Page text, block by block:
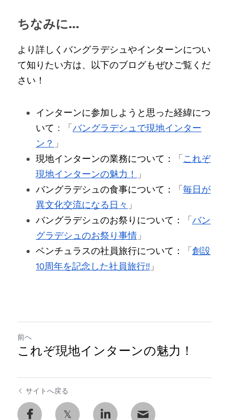
ちなみに...
より詳しくバングラデシュやインターンについ
て知りたい方は、以下のブログもぜひご覧くだ
さい！
インターンに参加しようと思った経緯につ
いて ：「 バングラデシュで現地インター
ン？ 」
現地インターンの業務について：
「 これぞ
現地インターンの魅力！
」
バングラデシュの食事について：
「 毎日が
異文化交流になる日々 」
バングラデシュのお祭りについて：
「 バン
グラデシュのお祭り事情 」
ベンチュラスの社員旅行について：
「 創設
10周年を記念した社員旅行!! 」
前へ
これぞ現地インターンの魅力！
サイトへ戻る